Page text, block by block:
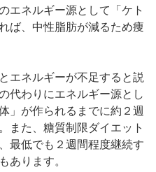
エネルギー源として「ケト
ば、中性脂肪が減るため痩
エネルギーが不足すると説
代わりにエネルギー源とし
」が作られるまでに約２週
また、糖質制限ダイエット
最低でも２週間程度継続す
あります。